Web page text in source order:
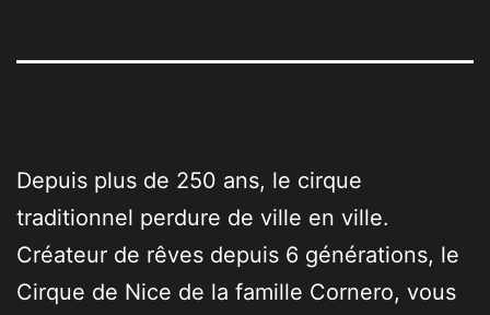
Depuis plus de 250 ans, le cirque
traditionnel perdure de ville en ville.
Créateur de rêves depuis 6 générations, le
Cirque de Nice de la famille Cornero, vous